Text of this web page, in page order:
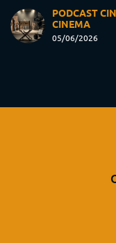
PODCAST
CINEMA
05/06/2026